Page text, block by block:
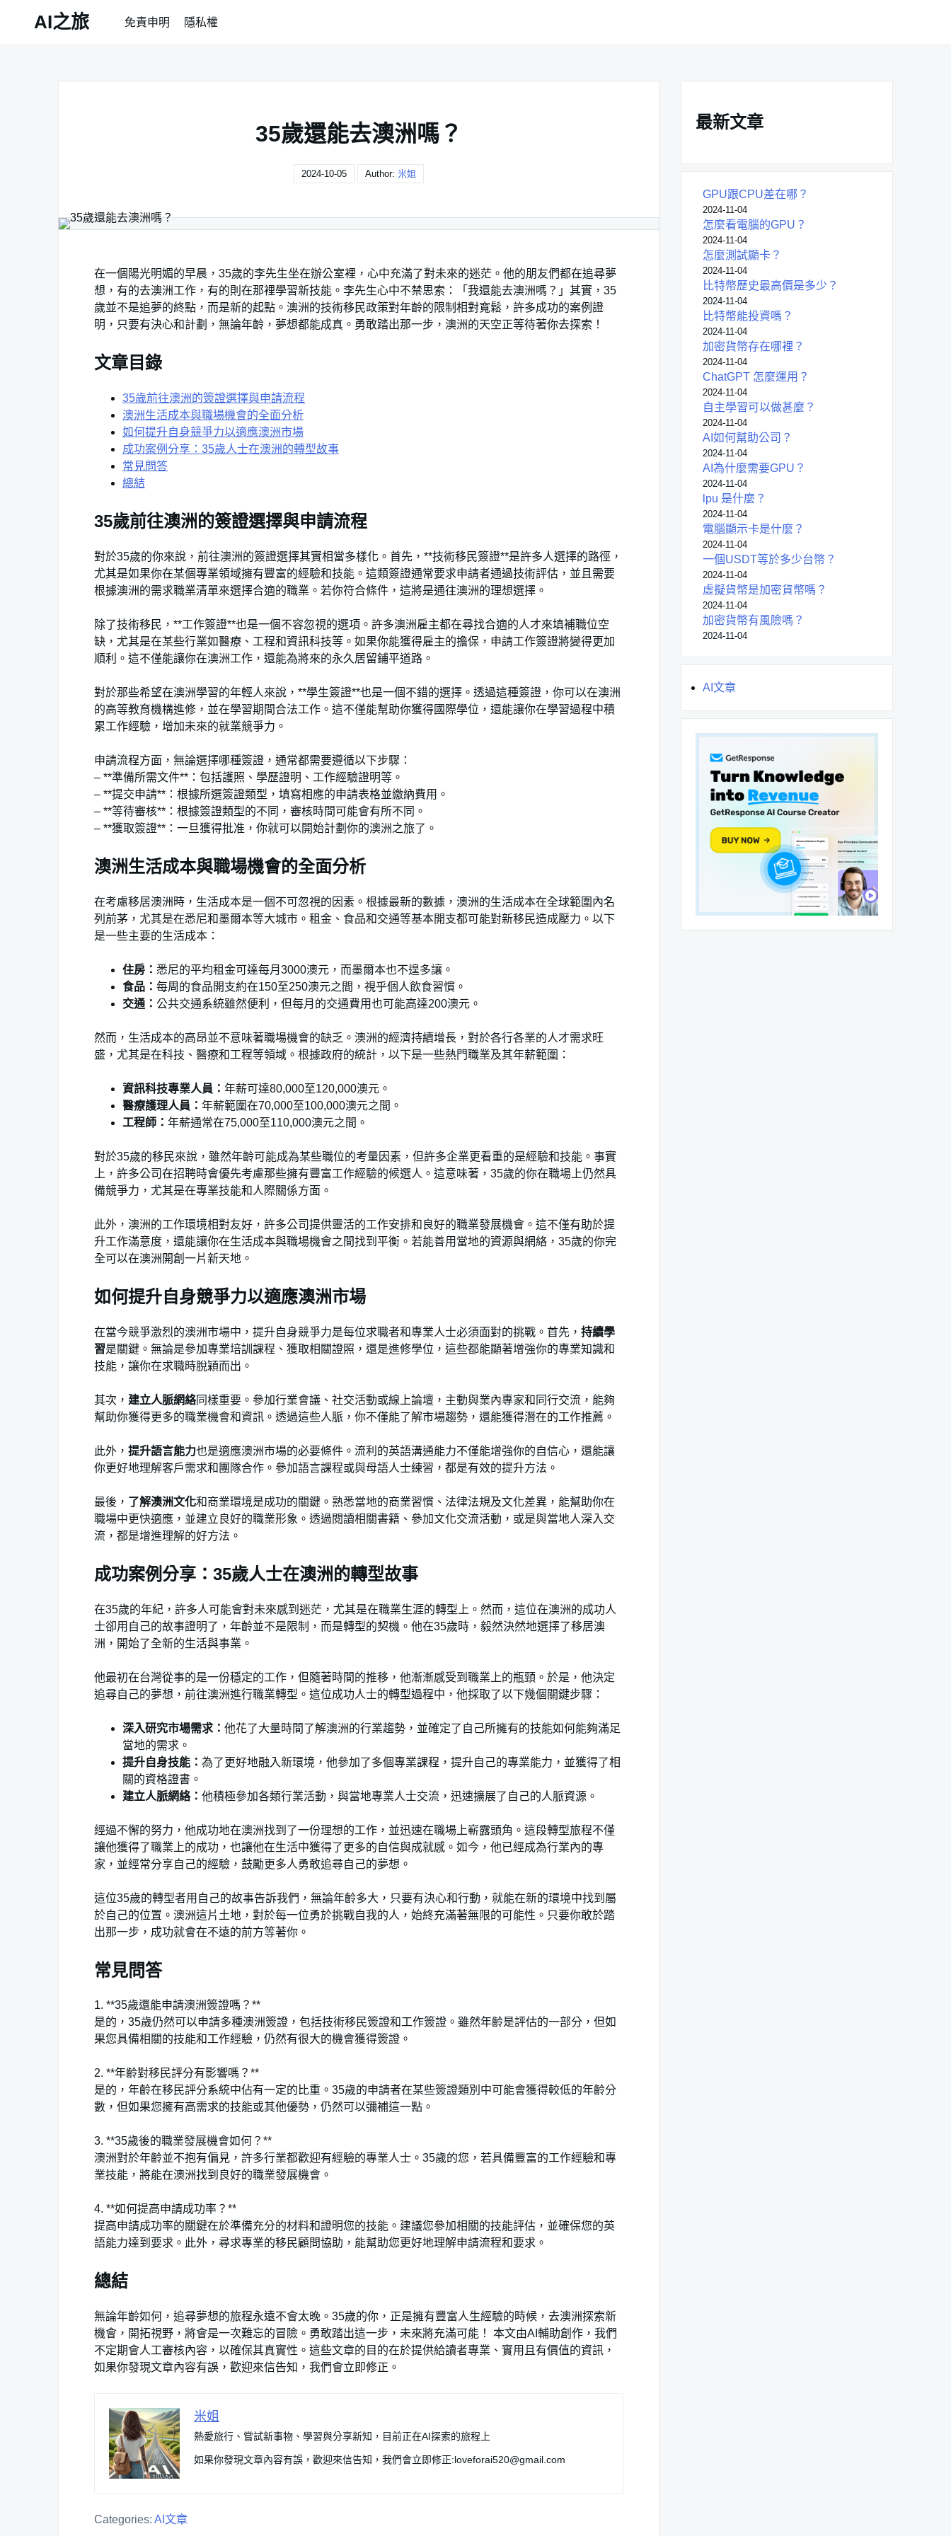
AI之旅 免責申明 隱私權
35歲還能去澳洲嗎？
2024-10-05 Author: 米姐
在一個陽光明媚的早晨，35歲的李先生坐在辦公室裡，心中充滿了對未來的迷茫。他的朋友們都在追尋夢
想，有的去澳洲工作，有的則在那裡學習新技能。李先生心中不禁思索：「我還能去澳洲嗎？」其實，35
歲並不是追夢的終點，而是新的起點。澳洲的技術移民政策對年齡的限制相對寬鬆，許多成功的案例證
明，只要有決心和計劃，無論年齡，夢想都能成真。勇敢踏出那一步，澳洲的天空正等待著你去探索！
文章目錄
35歲前往澳洲的簽證選擇與申請流程
澳洲生活成本與職場機會的全面分析
如何提升自身競爭力以適應澳洲市場
成功案例分享：35歲人士在澳洲的轉型故事
常見問答
總結
35歲前往澳洲的簽證選擇與申請流程
對於35歲的你來說，前往澳洲的簽證選擇其實相當多樣化。首先，**技術移民簽證**是許多人選擇的路徑，
尤其是如果你在某個專業領域擁有豐富的經驗和技能。這類簽證通常要求申請者通過技術評估，並且需要
根據澳洲的需求職業清單來選擇合適的職業。若你符合條件，這將是通往澳洲的理想選擇。
除了技術移民，**工作簽證**也是一個不容忽視的選項。許多澳洲雇主都在尋找合適的人才來填補職位空
缺，尤其是在某些行業如醫療、工程和資訊科技等。如果你能獲得雇主的擔保，申請工作簽證將變得更加
順利。這不僅能讓你在澳洲工作，還能為將來的永久居留鋪平道路。
對於那些希望在澳洲學習的年輕人來說，**學生簽證**也是一個不錯的選擇。透過這種簽證，你可以在澳洲
的高等教育機構進修，並在學習期間合法工作。這不僅能幫助你獲得國際學位，還能讓你在學習過程中積
累工作經驗，增加未來的就業競爭力。
申請流程方面，無論選擇哪種簽證，通常都需要遵循以下步驟：
– **準備所需文件**：包括護照、學歷證明、工作經驗證明等。
– **提交申請**：根據所選簽證類型，填寫相應的申請表格並繳納費用。
– **等待審核**：根據簽證類型的不同，審核時間可能會有所不同。
– **獲取簽證**：一旦獲得批准，你就可以開始計劃你的澳洲之旅了。
澳洲生活成本與職場機會的全面分析
在考慮移居澳洲時，生活成本是一個不可忽視的因素。根據最新的數據，澳洲的生活成本在全球範圍內名
列前茅，尤其是在悉尼和墨爾本等大城市。租金、食品和交通等基本開支都可能對新移民造成壓力。以下
是一些主要的生活成本：
住房： 悉尼的平均租金可達每月3000澳元，而墨爾本也不遑多讓。
食品： 每周的食品開支約在150至250澳元之間，視乎個人飲食習慣。
交通： 公共交通系統雖然便利，但每月的交通費用也可能高達200澳元。
然而，生活成本的高昂並不意味著職場機會的缺乏。澳洲的經濟持續增長，對於各行各業的人才需求旺
盛，尤其是在科技、醫療和工程等領域。根據政府的統計，以下是一些熱門職業及其年薪範圍：
資訊科技專業人員： 年薪可達80,000至120,000澳元。
醫療護理人員： 年薪範圍在70,000至100,000澳元之間。
工程師： 年薪通常在75,000至110,000澳元之間。
對於35歲的移民來說，雖然年齡可能成為某些職位的考量因素，但許多企業更看重的是經驗和技能。事實
上，許多公司在招聘時會優先考慮那些擁有豐富工作經驗的候選人。這意味著，35歲的你在職場上仍然具
備競爭力，尤其是在專業技能和人際關係方面。
此外，澳洲的工作環境相對友好，許多公司提供靈活的工作安排和良好的職業發展機會。這不僅有助於提
升工作滿意度，還能讓你在生活成本與職場機會之間找到平衡。若能善用當地的資源與網絡，35歲的你完
全可以在澳洲開創一片新天地。
如何提升自身競爭力以適應澳洲市場
在當今競爭激烈的澳洲市場中，提升自身競爭力是每位求職者和專業人士必須面對的挑戰。首先， 持續學
習是關鍵。無論是參加專業培訓課程、獲取相關證照，還是進修學位，這些都能顯著增強你的專業知識和
技能，讓你在求職時脫穎而出。
其次， 建立人脈網絡同樣重要。參加行業會議、社交活動或線上論壇，主動與業內專家和同行交流，能夠
幫助你獲得更多的職業機會和資訊。透過這些人脈，你不僅能了解市場趨勢，還能獲得潛在的工作推薦。
此外， 提升語言能力也是適應澳洲市場的必要條件。流利的英語溝通能力不僅能增強你的自信心，還能讓
你更好地理解客戶需求和團隊合作。參加語言課程或與母語人士練習，都是有效的提升方法。
最後， 了解澳洲文化和商業環境是成功的關鍵。熟悉當地的商業習慣、法律法規及文化差異，能幫助你在
職場中更快適應，並建立良好的職業形象。透過閱讀相關書籍、參加文化交流活動，或是與當地人深入交
流，都是增進理解的好方法。
成功案例分享：35歲人士在澳洲的轉型故事
在35歲的年紀，許多人可能會對未來感到迷茫，尤其是在職業生涯的轉型上。然而，這位在澳洲的成功人
士卻用自己的故事證明了，年齡並不是限制，而是轉型的契機。他在35歲時，毅然決然地選擇了移居澳
洲，開始了全新的生活與事業。
他最初在台灣從事的是一份穩定的工作，但隨著時間的推移，他漸漸感受到職業上的瓶頸。於是，他決定
追尋自己的夢想，前往澳洲進行職業轉型。這位成功人士的轉型過程中，他採取了以下幾個關鍵步驟：
深入研究市場需求： 他花了大量時間了解澳洲的行業趨勢，並確定了自己所擁有的技能如何能夠滿足
當地的需求。
提升自身技能： 為了更好地融入新環境，他參加了多個專業課程，提升自己的專業能力，並獲得了相
關的資格證書。
建立人脈網絡： 他積極參加各類行業活動，與當地專業人士交流，迅速擴展了自己的人脈資源。
經過不懈的努力，他成功地在澳洲找到了一份理想的工作，並迅速在職場上嶄露頭角。這段轉型旅程不僅
讓他獲得了職業上的成功，也讓他在生活中獲得了更多的自信與成就感。如今，他已經成為行業內的專
家，並經常分享自己的經驗，鼓勵更多人勇敢追尋自己的夢想。
這位35歲的轉型者用自己的故事告訴我們，無論年齡多大，只要有決心和行動，就能在新的環境中找到屬
於自己的位置。澳洲這片土地，對於每一位勇於挑戰自我的人，始終充滿著無限的可能性。只要你敢於踏
出那一步，成功就會在不遠的前方等著你。
常見問答
1. **35歲還能申請澳洲簽證嗎？**
是的，35歲仍然可以申請多種澳洲簽證，包括技術移民簽證和工作簽證。雖然年齡是評估的一部分，但如
果您具備相關的技能和工作經驗，仍然有很大的機會獲得簽證。
2. **年齡對移民評分有影響嗎？**
是的，年齡在移民評分系統中佔有一定的比重。35歲的申請者在某些簽證類別中可能會獲得較低的年齡分
數，但如果您擁有高需求的技能或其他優勢，仍然可以彌補這一點。
3. **35歲後的職業發展機會如何？**
澳洲對於年齡並不抱有偏見，許多行業都歡迎有經驗的專業人士。35歲的您，若具備豐富的工作經驗和專
業技能，將能在澳洲找到良好的職業發展機會。
4. **如何提高申請成功率？**
提高申請成功率的關鍵在於準備充分的材料和證明您的技能。建議您參加相關的技能評估，並確保您的英
語能力達到要求。此外，尋求專業的移民顧問協助，能幫助您更好地理解申請流程和要求。
總結
無論年齡如何，追尋夢想的旅程永遠不會太晚。35歲的你，正是擁有豐富人生經驗的時候，去澳洲探索新
機會，開拓視野，將會是一次難忘的冒險。勇敢踏出這一步，未來將充滿可能！ 本文由AI輔助創作，我們
不定期會人工審核內容，以確保其真實性。這些文章的目的在於提供給讀者專業、實用且有價值的資訊，
如果你發現文章內容有誤，歡迎來信告知，我們會立即修正。
米姐
熱愛旅行、嘗試新事物、學習與分享新知，目前正在AI探索的旅程上
如果你發現文章內容有誤，歡迎來信告知，我們會立即修正:loveforai520@gmail.com
Categories: AI文章
最新文章
GPU跟CPU差在哪？
2024-11-04
怎麼看電腦的GPU？
2024-11-04
怎麼測試顯卡？
2024-11-04
比特幣歷史最高價是多少？
2024-11-04
比特幣能投資嗎？
2024-11-04
加密貨幣存在哪裡？
2024-11-04
ChatGPT 怎麼運用？
2024-11-04
自主學習可以做甚麼？
2024-11-04
AI如何幫助公司？
2024-11-04
AI為什麼需要GPU？
2024-11-04
lpu 是什麼？
2024-11-04
電腦顯示卡是什麼？
2024-11-04
一個USDT等於多少台幣？
2024-11-04
虛擬貨幣是加密貨幣嗎？
2024-11-04
加密貨幣有風險嗎？
2024-11-04
AI文章